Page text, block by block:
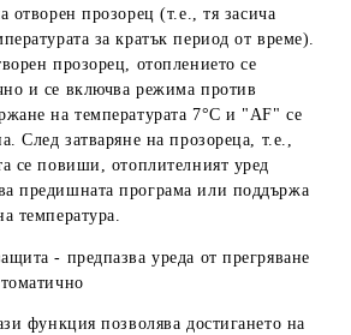
отворен прозорец (т.е., тя засича
за кратък период от време).
прозорец, отоплението се
и се включва режима против
на температурата 7°С и "АF" се
След затваряне на прозореца, т.е.,
се повиши, отоплителният уред
предишната програма или поддържа
температура.
- предпазва уреда от прегряване
функция позволява достигането на